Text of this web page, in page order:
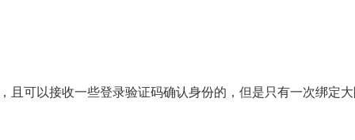
且可以接收一些登录验证码确认身份的，但是只有一次绑定